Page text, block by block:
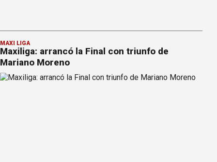
MAXI LIGA
Maxiliga: arrancó la Final con triunfo de
Mariano Moreno